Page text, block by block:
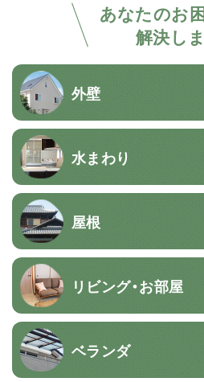
あなたのお
解決し
外壁
水まわり
屋根
リビング・お部屋
ベランダ